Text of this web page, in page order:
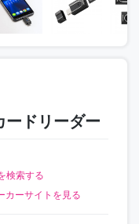
ドリーダー
検索する
カーサイトを見る